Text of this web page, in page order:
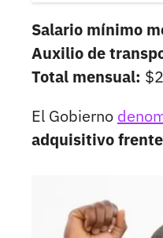
Salario mínimo
Auxilio de
Total mensual:
El Gobierno
adquisitivo